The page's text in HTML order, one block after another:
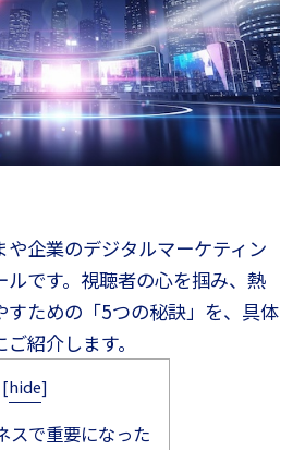
や企業のデジタルマーケティン
ルです。視聴者の心を掴み、熱
すための「5つの秘訣」を、具体
紹介します。
[hide]
スで重要になった